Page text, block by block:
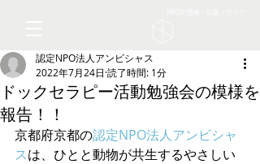
ドックセラピー活動勉強会の模様を
報告！！
認定NPO法人アンビシャス
2022年7月24日 読了時間: 1分
京都府京都の認定NPO法人アンビシャ
スは、ひとと動物が共生するやさしい